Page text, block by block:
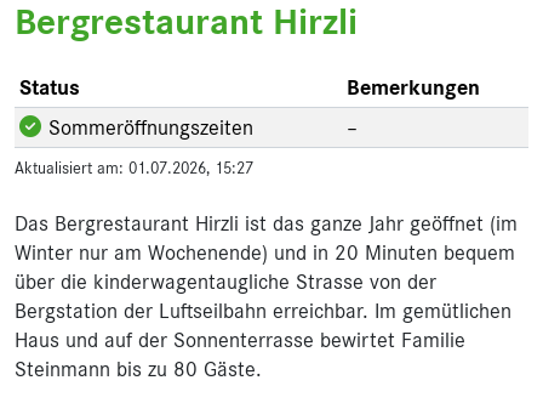
Bergrestaurant Hirzli
Status Bemerkungen
Sommeröffnungszeiten –
Aktualisiert am: 01.07.2026, 15:27
Das Bergrestaurant Hirzli ist das ganze Jahr geöffnet (im
Winter nur am Wochenende) und in 20 Minuten bequem
über die kinderwagentaugliche Strasse von der
Bergstation der Luftseilbahn erreichbar. Im gemütlichen
Haus und auf der Sonnenterrasse bewirtet ­Familie
Steinmann bis zu 80 Gäste.